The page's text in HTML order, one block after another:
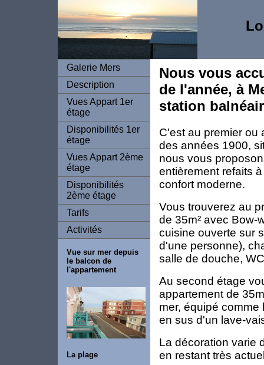
Galerie Mers
Description
Vues Appart 1er
étage
Disponibilités 1er
étage
Vues Appart 2ème
étage
Disponibilités
2ème étage
Tarifs
Activités
Vue sur mer depuis
le balcon de
l'appartement
La plage
Nous vous
de l'année, à
station
C'est au premier ou
des années 1900,
nous vous
entièrement refaits
confort moderne.
Vous trouverez au
de 35m² avec Bow-
cuisine ouverte sur
d'une personne),
salle de douche,
Au second étage
appartement de
mer, équipé
en sus d'un lave-
La décoration varie
en restant très